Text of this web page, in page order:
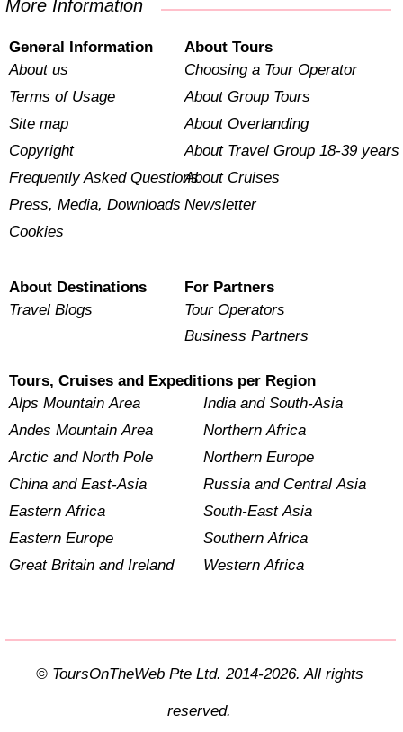
More Information
General Information
About us
Terms of Usage
Site map
Copyright
Frequently Asked Questions
Press, Media, Downloads
Cookies
About Tours
Choosing a Tour Operator
About Group Tours
About Overlanding
About Travel Group 18-39 years
About Cruises
Newsletter
About Destinations
Travel Blogs
For Partners
Tour Operators
Business Partners
Tours, Cruises and Expeditions per Region
Alps Mountain Area
Andes Mountain Area
Arctic and North Pole
China and East-Asia
Eastern Africa
Eastern Europe
Great Britain and Ireland
India and South-Asia
Northern Africa
Northern Europe
Russia and Central Asia
South-East Asia
Southern Africa
Western Africa
© ToursOnTheWeb Pte Ltd. 2014-2026. All rights
reserved.